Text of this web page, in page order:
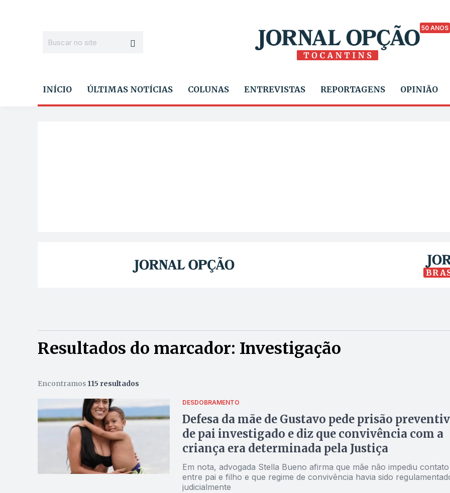
50 ANOS
INÍCIO ÚLTIMAS NOTÍCIAS COLUNAS ENTREVISTAS REPORTAGENS OPINIÃO
Resultados do marcador: Investigação
Encontramos 115 resultados
DESDOBRAMENTO
Defesa da mãe de Gustavo pede prisão
de pai investigado e diz que convivência com a
criança era determinada pela Justiça
Em nota, advogada Stella Bueno afirma que mãe não impediu contato
entre pai e filho e que regime de convivência havia sido
judicialmente